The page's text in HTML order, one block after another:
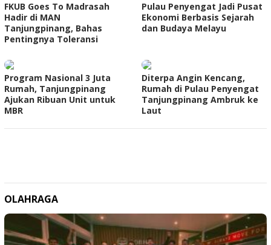
FKUB Goes To Madrasah
Hadir di MAN
Tanjungpinang, Bahas
Pentingnya Toleransi
Pulau Penyengat Jadi Pusat
Ekonomi Berbasis Sejarah
dan Budaya Melayu
Program Nasional 3 Juta
Rumah, Tanjungpinang
Ajukan Ribuan Unit untuk
MBR
Diterpa Angin Kencang,
Rumah di Pulau Penyengat
Tanjungpinang Ambruk ke
Laut
OLAHRAGA